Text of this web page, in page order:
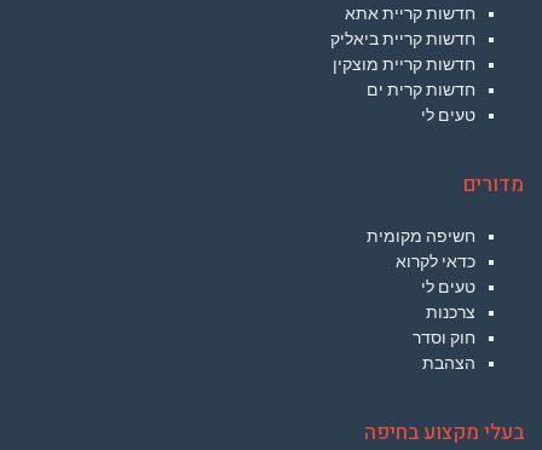
חדשות קריית אתא
חדשות קריית ביאליק
חדשות קריית מוצקין
חדשות קרית ים
טעים לי
מדורים
חשיפה מקומית
כדאי לקרוא
טעים לי
צרכנות
חוק וסדר
הצהבת
בעלי מקצוע בחיפה